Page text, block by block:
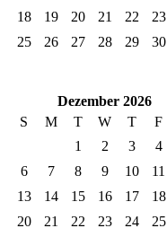
18
19 20 21 22 23
25
26 27 28 29 30
Dezember 2026
S
M T W T F
1
2 3 4
6
7 8 9 10 11
13
14 15 16 17 18
20
21 22 23 24 25